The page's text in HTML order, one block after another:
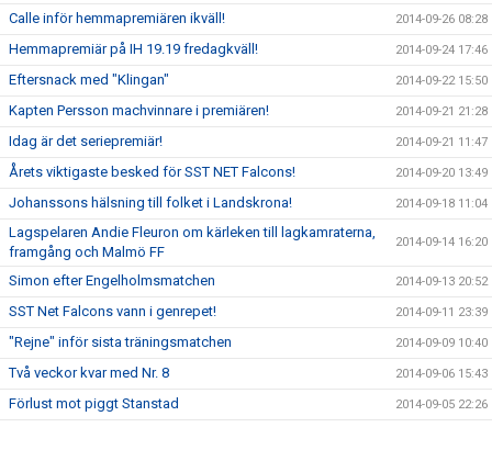
Calle inför hemmapremiären ikväll! 2014-09-26 08:28
Hemmapremiär på IH 19.19 fredagkväll! 2014-09-24 17:46
Eftersnack med "Klingan" 2014-09-22 15:50
Kapten Persson machvinnare i premiären! 2014-09-21 21:28
Idag är det seriepremiär! 2014-09-21 11:47
Årets viktigaste besked för SST NET Falcons! 2014-09-20 13:49
Johanssons hälsning till folket i Landskrona! 2014-09-18 11:04
Lagspelaren Andie Fleuron om kärleken till lagkamraterna,
framgång och Malmö FF
2014-09-14 16:20
Simon efter Engelholmsmatchen 2014-09-13 20:52
SST Net Falcons vann i genrepet! 2014-09-11 23:39
"Rejne" inför sista träningsmatchen 2014-09-09 10:40
Två veckor kvar med Nr. 8 2014-09-06 15:43
Förlust mot piggt Stanstad 2014-09-05 22:26